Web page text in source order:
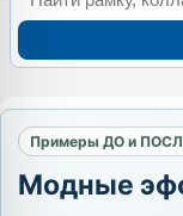
Примеры ДО и
Модные